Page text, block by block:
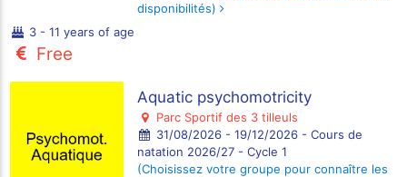
disponibilités)
3 - 11 years of age
Free
Aquatic psychomotricity
Parc Sportif des 3 tilleuls
31/08/2026 - 19/12/2026 - Cours de
natation 2026/27 - Cycle 1
(Choisissez votre groupe pour connaître les